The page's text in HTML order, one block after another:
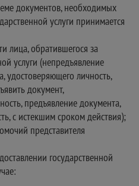
документов, необходимых
услуги принимается
лица, обратившегося за
услуги (непредъявление
личность,
документ,
предъявление документа,
с истекшим сроком действия);
представителя
государственной